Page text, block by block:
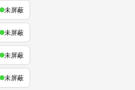
未屏蔽
未屏蔽
未屏蔽
未屏蔽